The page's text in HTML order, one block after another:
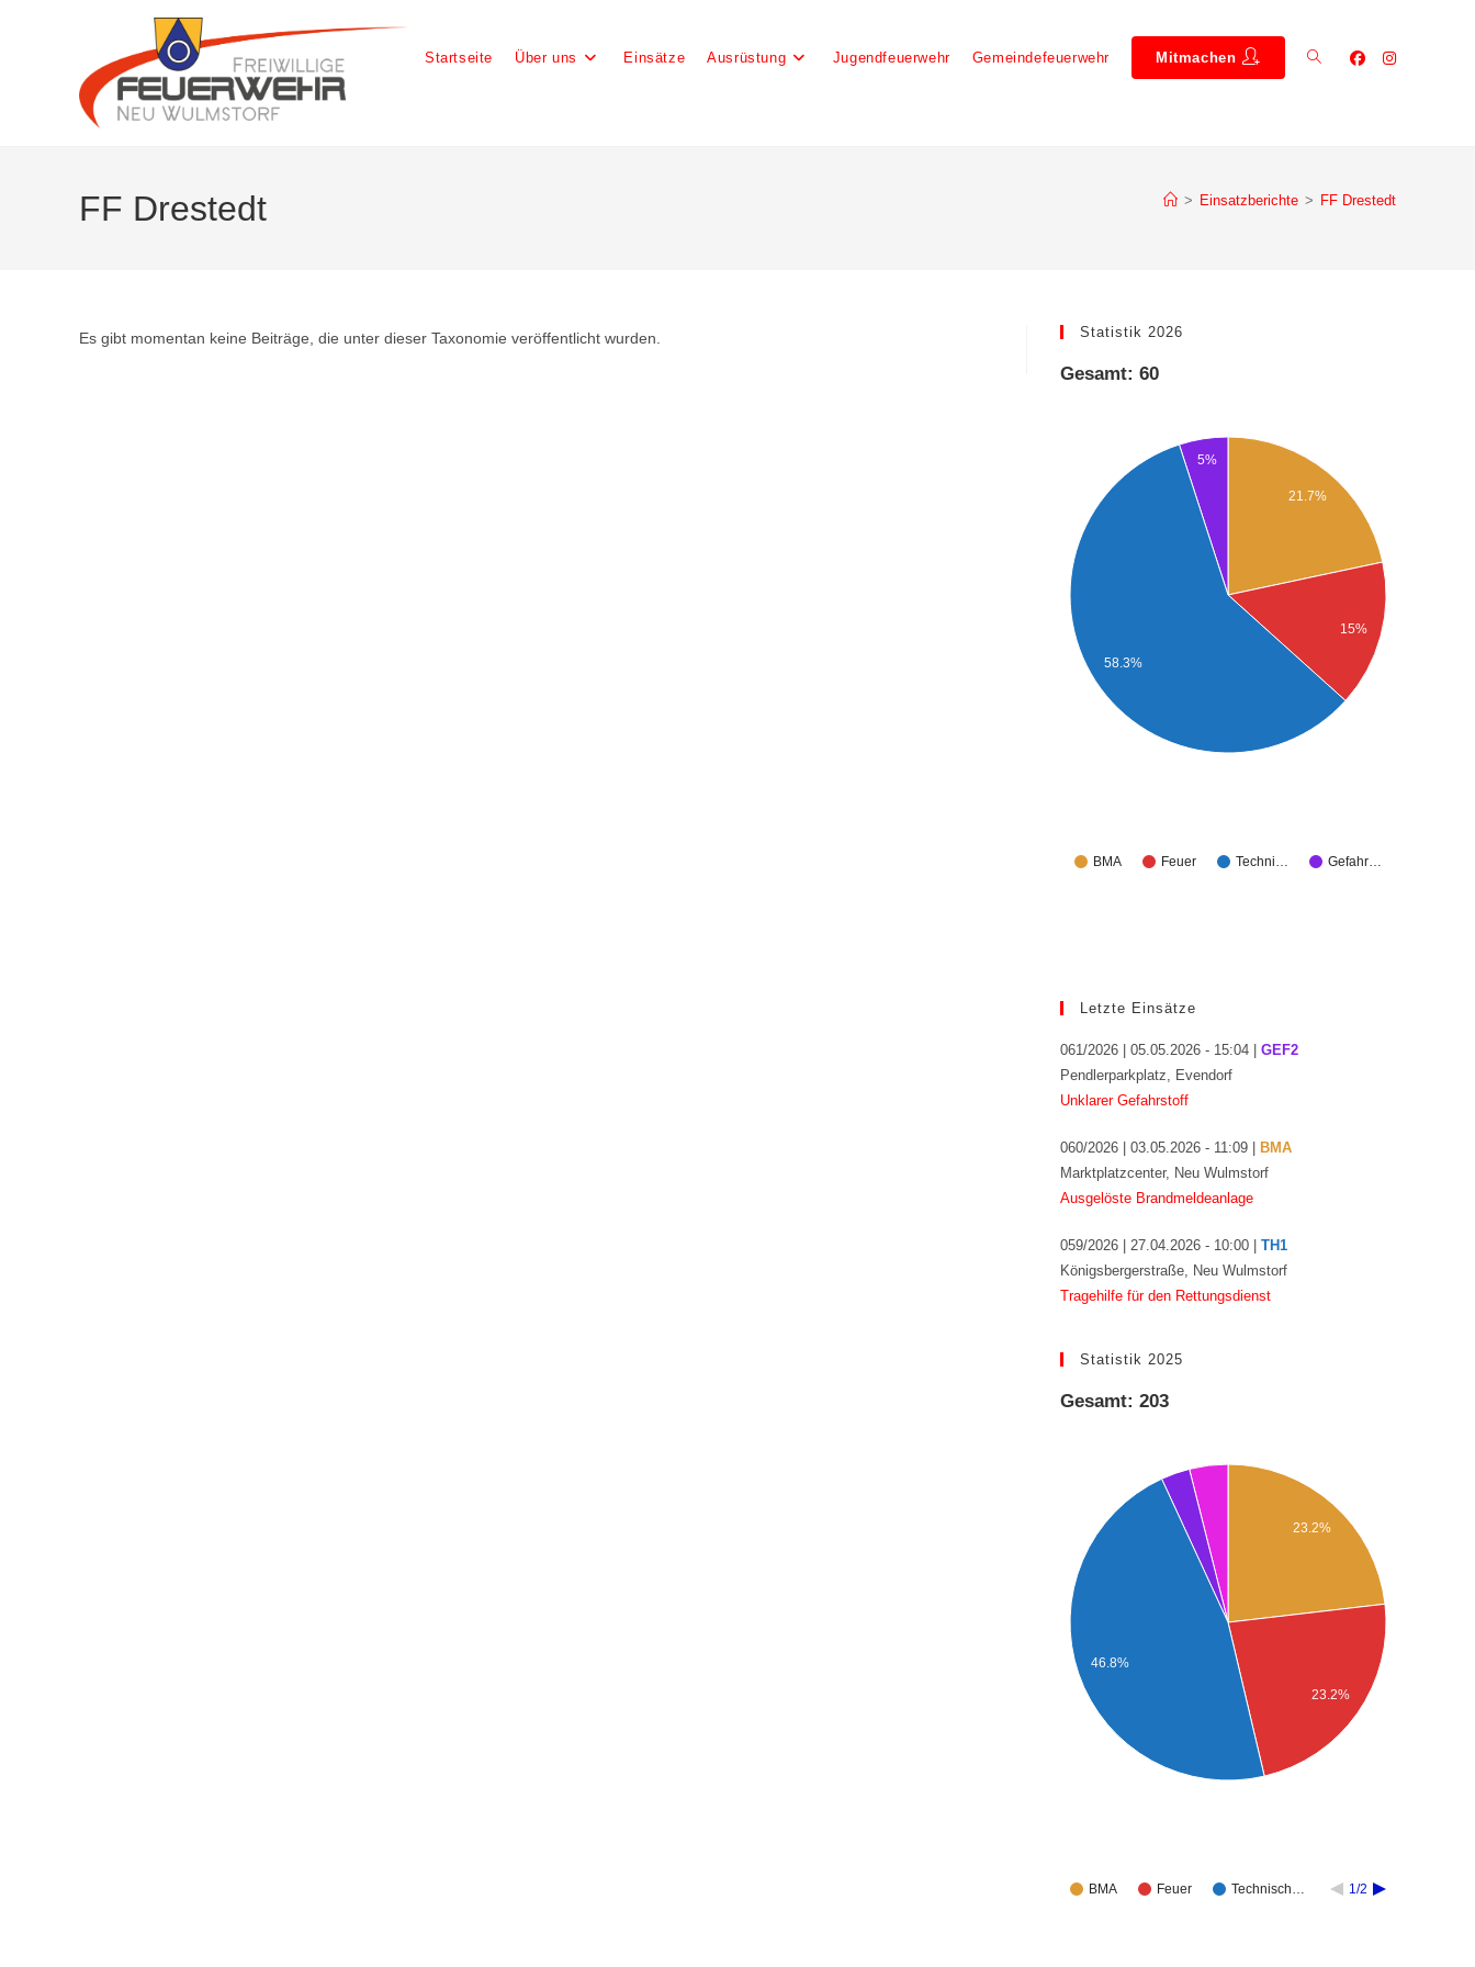
Startseite Über uns Einsätze Ausrüstung Jugendfeuerwehr Gemeindefeuerwehr Mitmachen
FF Drestedt > Einsatzberichte > FF Drestedt
Es gibt momentan keine Beiträge, die unter dieser Taxonomie veröffentlicht wurden. Statistik 2026
Gesamt: 60
BMA Feuer Techni… Gefahr…
21.7%
15%
5%
58.3%
Letzte Einsätze
061/2026 | 05.05.2026 - 15:04 | GEF2
Pendlerparkplatz, Evendorf
Unklarer Gefahrstoff
060/2026 | 03.05.2026 - 11:09 |
BMA
Marktplatzcenter, Neu Wulmstorf
Ausgelöste Brandmeldeanlage
059/2026 | 27.04.2026 - 10:00 | TH1
Königsbergerstraße, Neu Wulmstorf
Tragehilfe für den Rettungsdienst
Statistik 2025
Gesamt: 203
BMA Feuer Technisch… 1/2
23.2%
23.2%
46.8%